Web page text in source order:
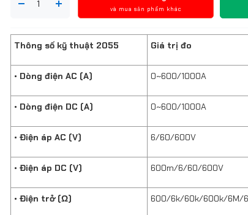
và mua sản phẩm khác
Thông số kỹ thuật 2055 Giá trị đo
• Dòng điện AC (A) 0~600/1000A
• Dòng điện DC (A) 0~600/1000A
• Điện áp AC (V) 6/60/600V
• Điện áp DC (V) 600m/6/60/600V
• Điện trở (Ω) 600/6k/60k/600k/6M/